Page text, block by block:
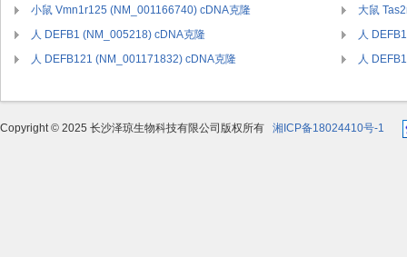
小鼠 Vmn1r125 (NM_001166740) cDNA克隆
大鼠
人 DEFB1 (NM_005218) cDNA克隆
人
人 DEFB121 (NM_001171832) cDNA克隆
人
Copyright © 2025 长沙泽琼生物科技有限公司版权所有 湘ICP备18024410号-1